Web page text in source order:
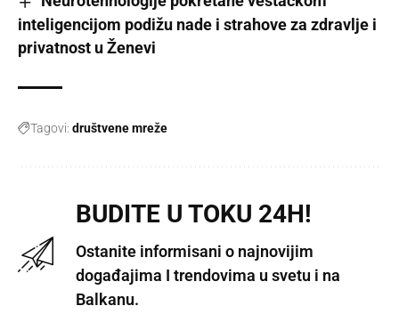
inteligencijom podižu nade i strahove za zdravlje i
privatnost u Ženevi
Tagovi: društvene mreže
BUDITE U TOKU 24H!
Ostanite informisani o najnovijim
događajima I trendovima u svetu i na
Balkanu.